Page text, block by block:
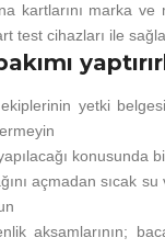
kartlarını marka
test cihazları ile
yetki belgesi
konusunda
açmadan sıcak su
aksamlarının;